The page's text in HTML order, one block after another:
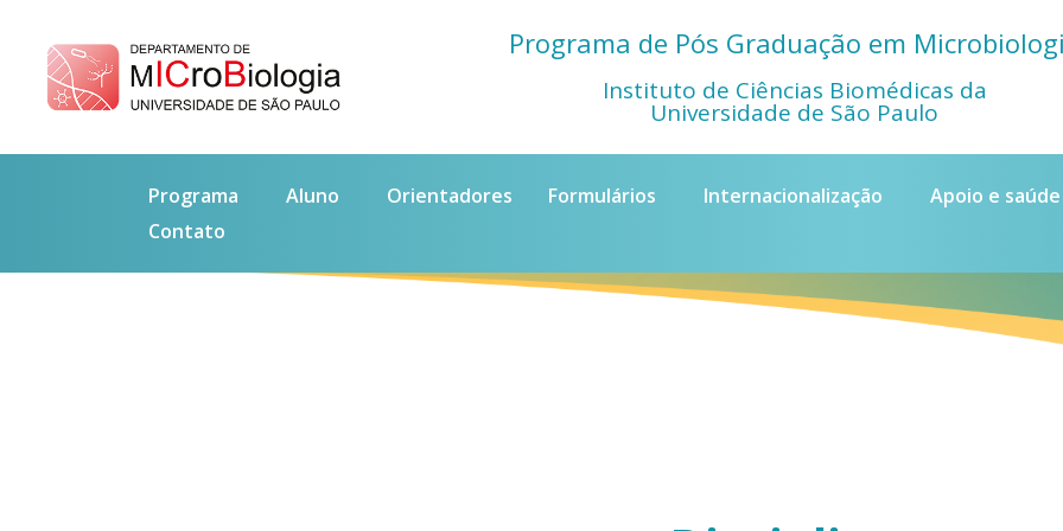
Programa de Pós Graduação em
Instituto de Ciências Biomédicas da
Universidade de São Paulo
Programa Aluno Orientadores Formulários Internacionalização
Apoio e saúde
Contato